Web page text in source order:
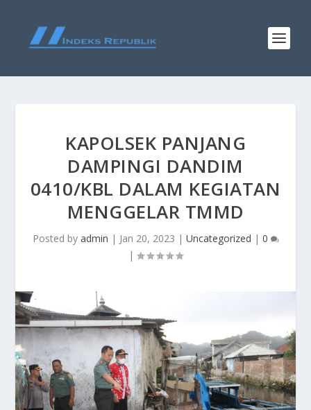
KAPOLSEK PANJANG
DAMPINGI DANDIM
0410/KBL DALAM KEGIATAN
MENGGELAR TMMD
Posted by admin | Jan 20, 2023 | Uncategorized | 0
|